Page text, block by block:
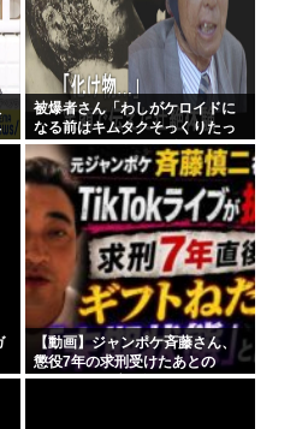
被爆者さん「わしがケロイドに
なる前はキムタクそっくりたっ
たんじゃ」ハードなギャグをか
ます
【動画】ジャンポケ斉藤さん、
懲役7年の求刑受けたあとの
TikTokライブ配信がヤバすぎる